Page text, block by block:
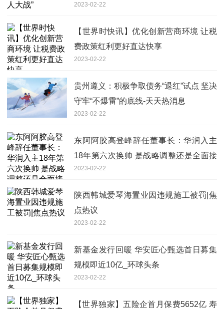
2023-02-22
【世界时快讯】优化创新营商环境 让税
费政策红利更好直达快享
2023-02-22
贵州遵义：积极争取债务“退红”试点 坚决
守牢“不爆雷”的底线-天天热消息
2023-02-22
东阿阿胶高登峰辞任董事长：华润入主
18年第六次换帅 是战略调整还是全面接
管？
2023-02-22
陕西韩城爱琴海置业因违规施工被罚|焦
点热议
2023-02-22
新基金发行回暖 华安匠心甄选首日募集
规模即近10亿_环球头条
2023-02-22
【世界独家】五险企首月保费5652亿 寿